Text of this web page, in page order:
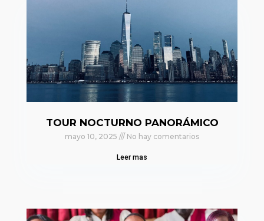
TOUR NOCTURNO PANORÁMICO
mayo 10, 2025 No hay comentarios
Leer mas